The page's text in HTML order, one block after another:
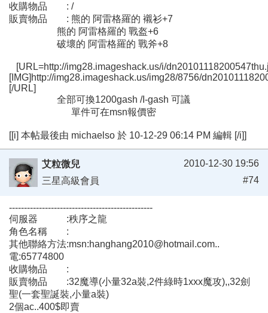
收購物品 : /
販賣物品 : 熊的 阿雷格羅的 襯衫+7
熊的 阿雷格羅的 戰盔+6
破壞的 阿雷格羅的 戰斧+8
[URL=http://img28.imageshack.us/i/
[IMG]http://img28.imageshack.us/img28/8756/
[/URL]
全部可換1200gash /I-gash 可議
單件可在msn報價密
[[i] 本帖最後由 michaelso 於 10-12-29 06:14 PM 編輯 [/i]]
艾粒微兒
三星高級會員
2010-12-30 19:56
#74
------------------------------------------------
伺服器 :秩序之龍
角色名稱 :
其他聯絡方法:msn:hanghang2010@hotmail.com..
電:65774800
收購物品 :
販賣物品 :32魔導(小量32a裝,2件綠時1xxx魔攻),,32劍
聖(一套聖誕裝,小量a裝)
2個ac..400$即賣